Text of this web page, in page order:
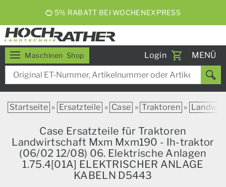
5% RABATT BEI WOCHENEXPRESS
Maschinen Shop Login
Toggle
MENÜ
Startseite » Ersatzteile » Case » Traktoren »
Case Ersatzteile für Traktoren
Landwirtschaft Mxm Mxm190 - Ih-traktor
(06/02 12/08) 06. Elektrische Anlagen
1.75.4[01A] ELEKTRISCHER ANLAGE
KABELN D5443